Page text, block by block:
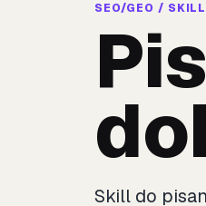
SEO/GEO /
Skill do